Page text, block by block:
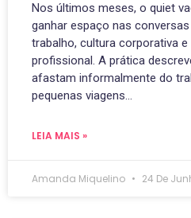
Nos últimos meses, o quiet
ganhar espaço nas
trabalho, cultura corporativa
profissional. A prática
afastam informalmente do
pequenas viagens…
LEIA MAIS »
Amanda Miquelino 24 De